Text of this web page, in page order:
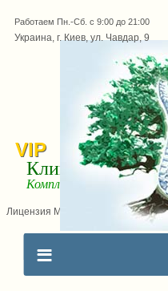
Работаем Пн.-Сб. с 9:00 до 21:00
Украина, г. Киев, ул. Чавдар, 9
VIP
Клиника
Комплексное лечение
Лицензия МОЗ Украины №571185